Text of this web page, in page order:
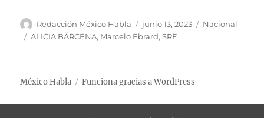
A
u
Redacción México Habla
P
u
c
junio 13, 2023
C
Nacional
E
u
ALICIA BÁRCENA, Marcelo Ebrard,SRE
México Habla Funciona gracias a WordPress